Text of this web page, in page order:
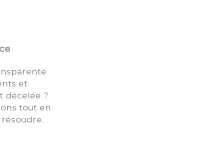
et
décelée ?
tout en